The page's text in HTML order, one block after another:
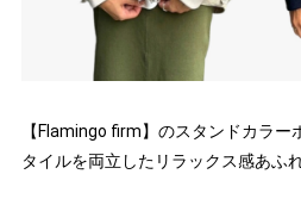
【Flamingo firm】のスタンドカラ
タイルを両立したリラックス感あふ